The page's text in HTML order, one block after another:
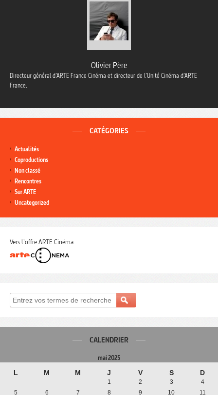
Olivier Père
Directeur général d’ARTE France Cinéma et directeur de l’Unité Cinéma d’ARTE
France.
CATÉGORIES
Actualités
Coproductions
Non classé
Rencontres
Sur ARTE
Uncategorized
Vers l'offre ARTE Cinéma
CALENDRIER
mai 2025
L M M J V S D
1 2 3
4
5
6 7 8 9 10 11